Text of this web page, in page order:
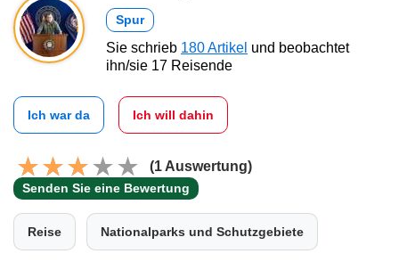
Spur
Sie schrieb 180 Artikel und beobachtet
ihn/sie 17 Reisende
Ich war da Ich will dahin
(1 Auswertung)
Senden Sie eine Bewertung
Reise Nationalparks und Schutzgebiete